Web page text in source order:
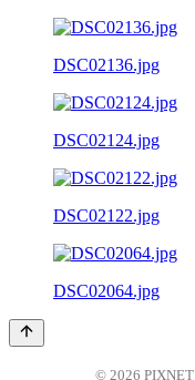
DSC02136.jpg
DSC02124.jpg
DSC02122.jpg
DSC02064.jpg
© 2026 PIXNET